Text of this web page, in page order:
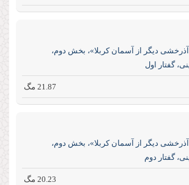
«آذرخشی‌ دیگر‌ از‌ آسمان‌ کربلا»، بخش دوم،
گفتار اول
21.87 مگ
«آذرخشی‌ دیگر‌ از‌ آسمان‌ کربلا»، بخش دوم،
گفتار دوم
20.23 مگ